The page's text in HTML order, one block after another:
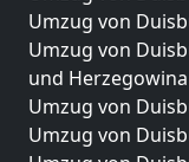
Umzug von
Umzug von
und Herzegowina
Umzug von
Umzug von